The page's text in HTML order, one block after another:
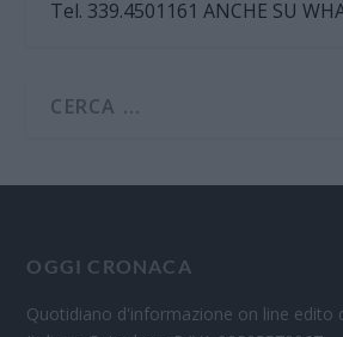
Tel. 339.4501161 ANCHE SU
OGGI CRONACA
Quotidiano d'informazione on line edito